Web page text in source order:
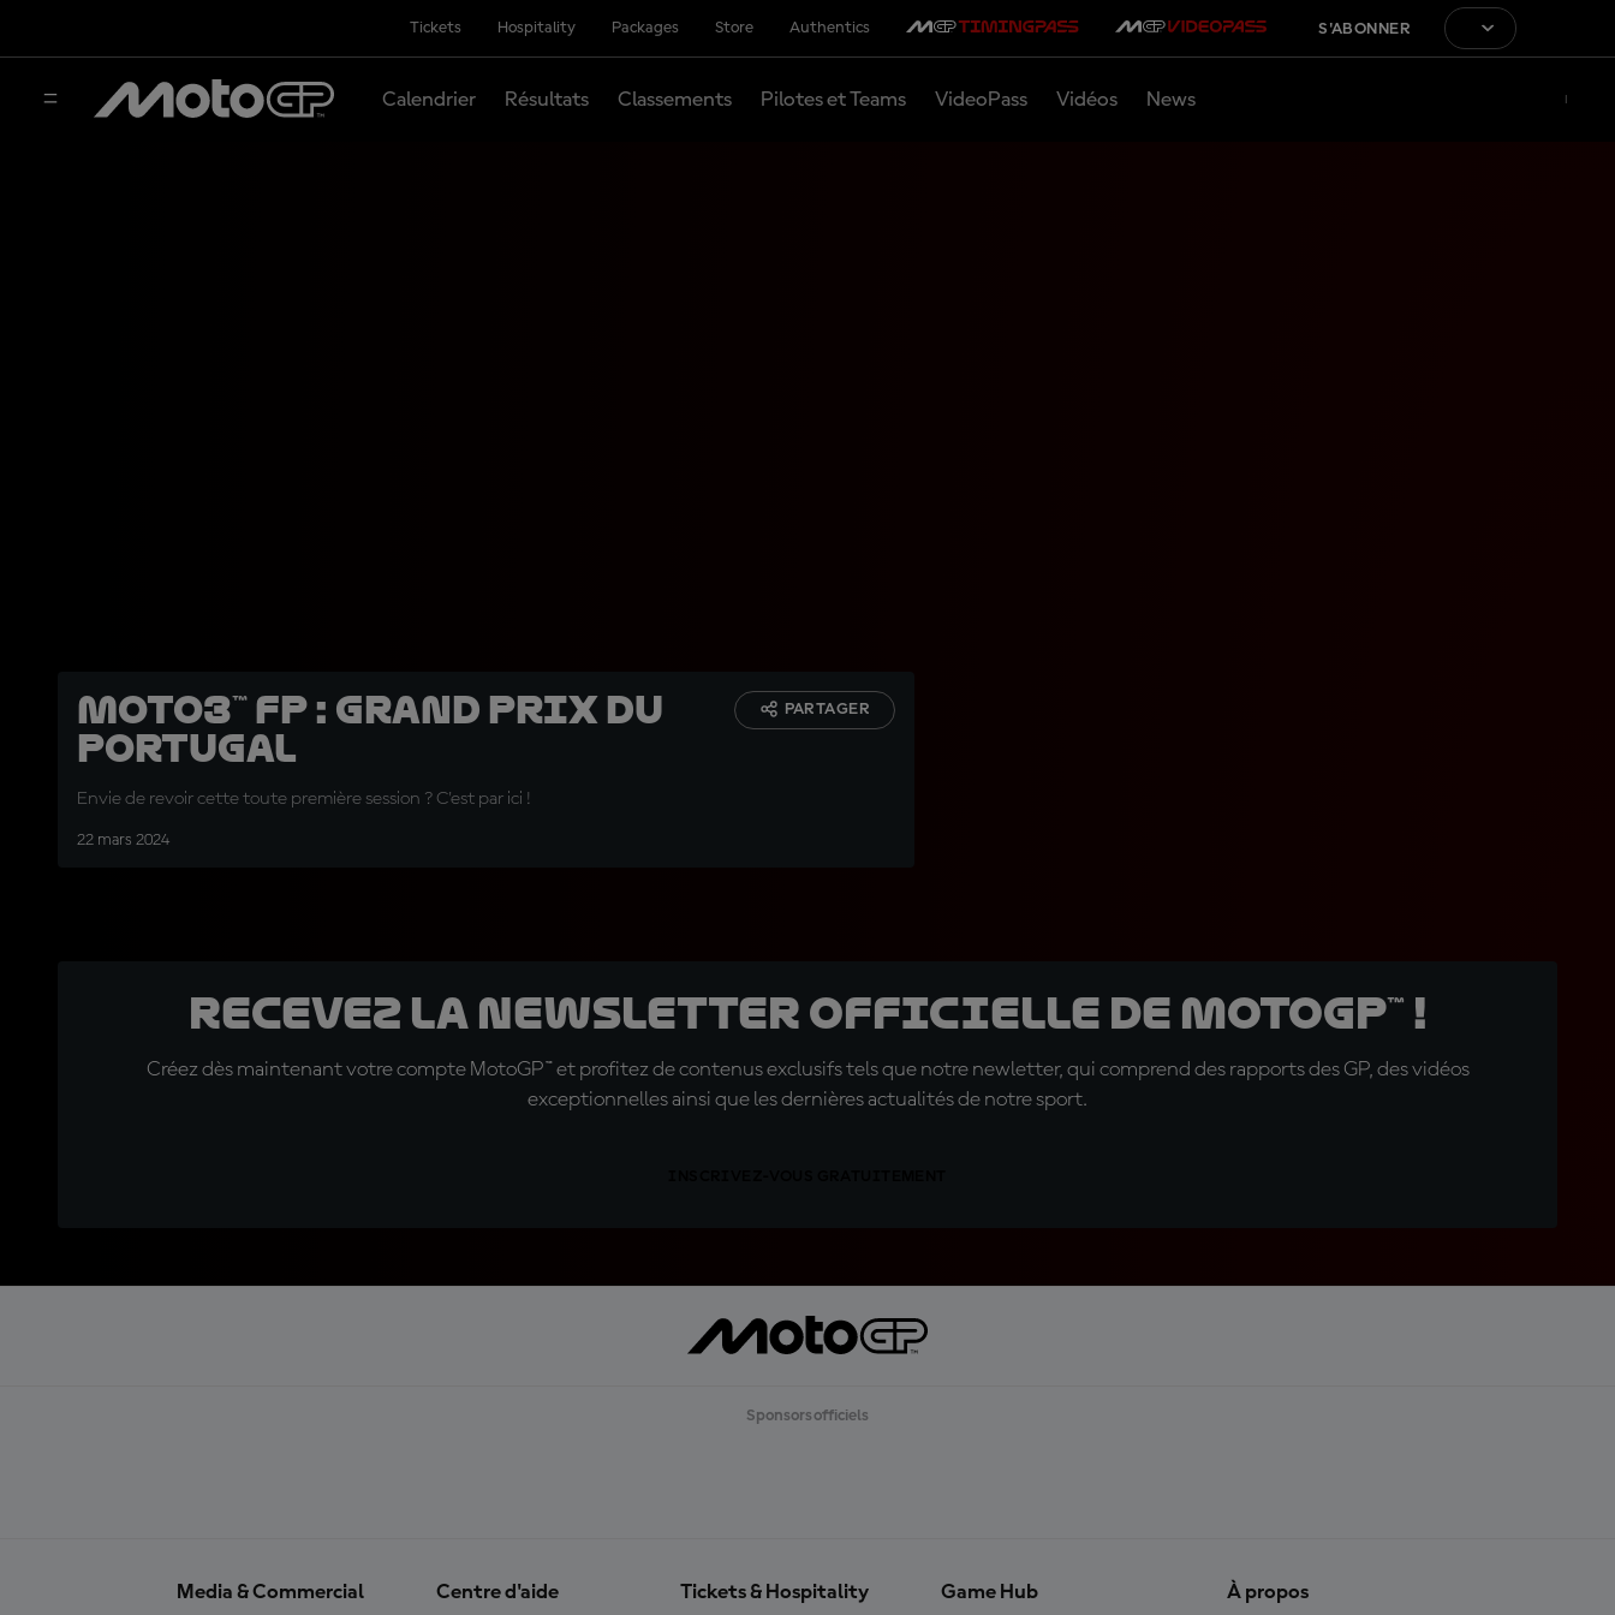
Tickets Hospitality Packages Store Authentics S'ABONNER
Calendrier Résultats Classements Pilotes et Teams VideoPass Vidéos News
Moto3™ FP : Grand Prix du
Portugal
Envie de revoir cette toute première session ? C'est par ici !
22 mars 2024
PARTAGER
Recevez la Newsletter officielle de MotoGP™ !
Créez dès maintenant votre compte MotoGP™ et profitez de contenus exclusifs tels que notre newletter, qui comprend des rapports des GP, des vidéos
exceptionnelles ainsi que les dernières actualités de notre sport.
Sponsors officiels
Media & Commercial Centre d'aide Tickets & Hospitality Game Hub À propos